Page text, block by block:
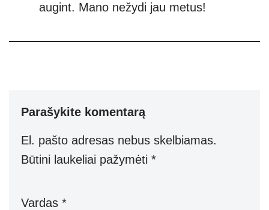
augint. Mano nežydi jau metus!
Parašykite komentarą
El. pašto adresas nebus skelbiamas.
Būtini laukeliai pažymėti *
Vardas *